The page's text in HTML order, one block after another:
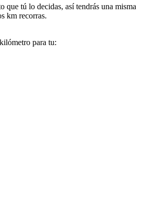
que tú lo decidas, así tendrás una misma
km recorras.
para tu: